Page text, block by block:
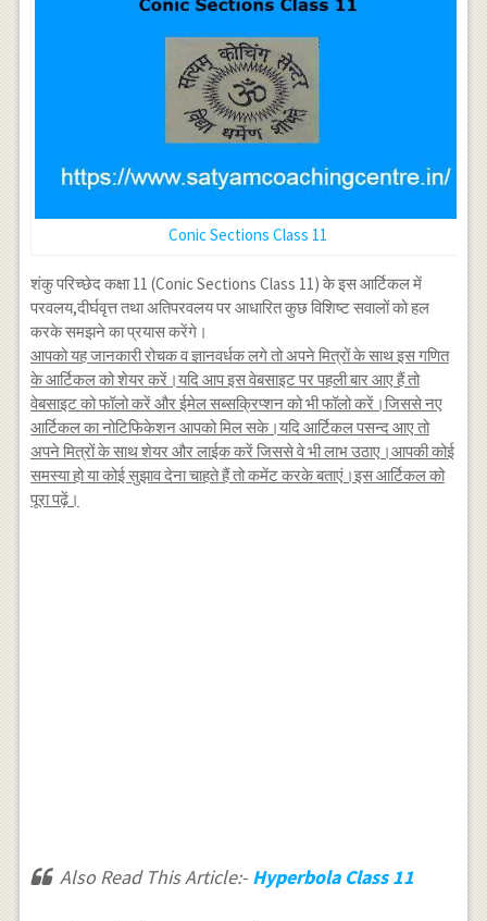
Conic Sections Class 11
शंकु परिच्छेद कक्षा 11 (Conic Sections Class 11) के इस आर्टिकल में
परवलय,दीर्घवृत्त तथा अतिपरवलय पर आधारित कुछ विशिष्ट सवालों को हल
करके समझने का प्रयास करेंगे।
आपको यह जानकारी रोचक व ज्ञानवर्धक लगे तो अपने मित्रों के साथ इस गणित
के आर्टिकल को शेयर करें।यदि आप इस वेबसाइट पर पहली बार आए हैं तो
वेबसाइट को फॉलो करें और ईमेल सब्सक्रिप्शन को भी फॉलो करें।जिससे नए
आर्टिकल का नोटिफिकेशन आपको मिल सके।यदि आर्टिकल पसन्द आए तो
अपने मित्रों के साथ शेयर और लाईक करें जिससे वे भी लाभ उठाए।आपकी कोई
समस्या हो या कोई सुझाव देना चाहते हैं तो कमेंट करके बताएं।इस आर्टिकल को
पूरा पढ़ें।
Also Read This Article:- Hyperbola Class 11